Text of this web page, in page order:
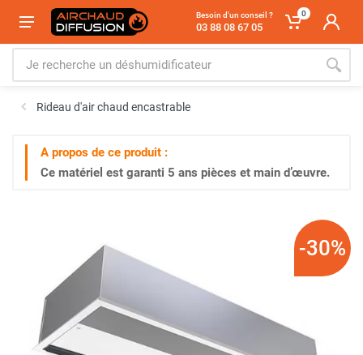
Besoin d'un conseil ?
03 88 08 67 05
0
Rideau d'air chaud encastrable
A propos de ce produit :
Ce matériel est garanti 5 ans pièces et main d’œuvre.
-30%